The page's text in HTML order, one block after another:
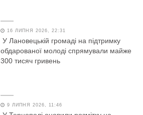
16 ЛИПНЯ 2026, 22:31
У Лановецькій громаді на підтримку
обдарованої молоді спрямували майже
300 тисяч гривень
9 ЛИПНЯ 2026, 11:46